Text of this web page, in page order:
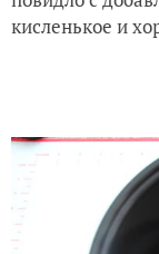
4. Теперь
В чашу
Если будете
Достаём
1 слой —
теста.